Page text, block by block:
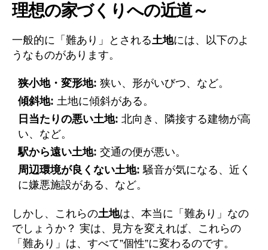
理想の家づくりへの近道～
一般的に「難あり」とされる土地には、以下のよ
うなものがあります。
狭小地・変形地: 狭い、形がいびつ、など。
傾斜地: 土地に傾斜がある。
日当たりの悪い土地: 北向き、隣接する建物が高
い、など。
駅から遠い土地: 交通の便が悪い。
周辺環境が良くない土地: 騒音が気になる、近く
に嫌悪施設がある、など。
しかし、これらの土地は、本当に「難あり」なの
でしょうか？ 実は、見方を変えれば、これらの
「難あり」は、すべて”個性”に変わるのです。